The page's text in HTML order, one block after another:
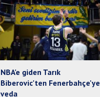
NBA'e giden Tarık
Biberovic'ten Fenerbahçe'ye
veda